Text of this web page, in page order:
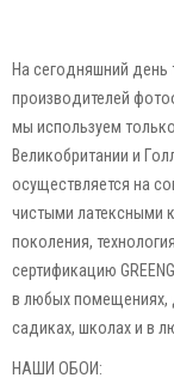
На сегодняшний день
производителей
мы используем
Великобритании и
осуществляется на
чистыми латексными
поколения,
сертификацию
в любых помещениях,
садиках, школах и в
НАШИ ОБОИ: